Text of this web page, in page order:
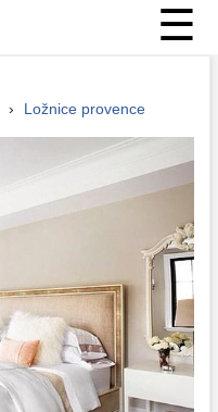
☰
› Ložnice provence